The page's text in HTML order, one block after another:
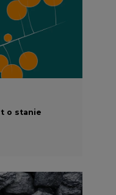
o stanie